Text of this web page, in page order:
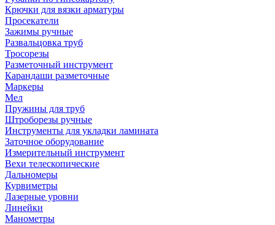
Крючки для вязки арматуры
Просекатели
Зажимы ручные
Развальцовка труб
Тросорезы
Разметочный инструмент
Карандаши разметочные
Маркеры
Мел
Пружины для труб
Штроборезы ручные
Инструменты для укладки ламината
Заточное оборудование
Измерительный инструмент
Вехи телескопические
Дальномеры
Курвиметры
Лазерные уровни
Линейки
Манометры